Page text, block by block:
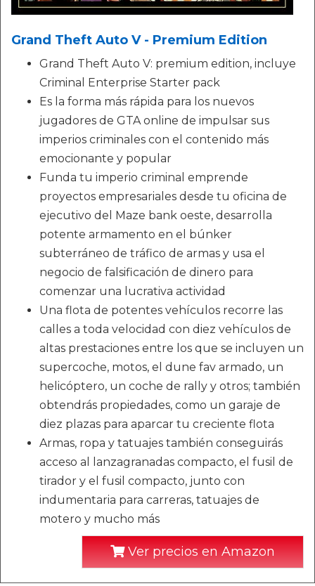
Grand Theft Auto V - Premium Edition
Grand Theft Auto V: premium edition, incluye
Criminal Enterprise Starter pack
Es la forma más rápida para los nuevos
jugadores de GTA online de impulsar sus
imperios criminales con el contenido más
emocionante y popular
Funda tu imperio criminal emprende
proyectos empresariales desde tu oficina de
ejecutivo del Maze bank oeste, desarrolla
potente armamento en el búnker
subterráneo de tráfico de armas y usa el
negocio de falsificación de dinero para
comenzar una lucrativa actividad
Una flota de potentes vehículos recorre las
calles a toda velocidad con diez vehículos de
altas prestaciones entre los que se incluyen un
supercoche, motos, el dune fav armado, un
helicóptero, un coche de rally y otros; también
obtendrás propiedades, como un garaje de
diez plazas para aparcar tu creciente flota
Armas, ropa y tatuajes también conseguirás
acceso al lanzagranadas compacto, el fusil de
tirador y el fusil compacto, junto con
indumentaria para carreras, tatuajes de
motero y mucho más
Ver precios en Amazon